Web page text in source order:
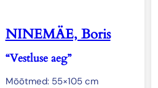
NINEMÄE, Boris
“Vestluse aeg”
Mõõtmed: 55×105 cm